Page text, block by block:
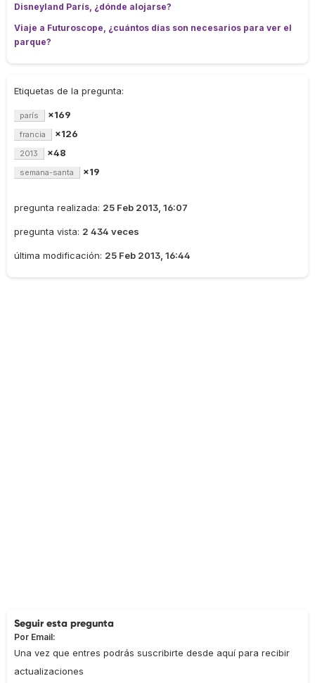
Disneyland París, ¿dónde alojarse?
Viaje a Futuroscope, ¿cuántos días son necesarios para ver el
parque?
Etiquetas de la pregunta:
parís ×169
francia ×126
2013 ×48
semana-santa ×19
pregunta realizada: 25 Feb 2013, 16:07
pregunta vista: 2 434 veces
última modificación: 25 Feb 2013, 16:44
Seguir esta pregunta
Por Email:
Una vez que entres podrás suscribirte desde aquí para recibir
actualizaciones